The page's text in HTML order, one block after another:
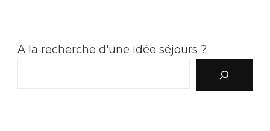
A la recherche d'une idée séjours ?